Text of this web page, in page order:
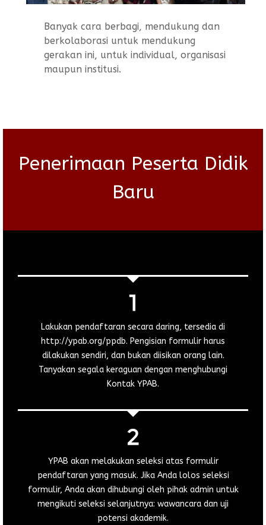
Banyak cara berbagi, mendukung dan
berkolaborasi untuk mendukung
gerakan ini, untuk individual, organisasi
maupun institusi.
Penerimaan Peserta Didik
Baru
Lakukan pendaftaran secara daring, tersedia di
http://ypab.org/ppdb. Pengisian formulir harus
dilakukan sendiri, dan bukan diisikan orang lain.
Tanyakan segala keraguan dengan menghubungi
Kontak YPAB.
YPAB akan melakukan seleksi atas formulir
pendaftaran yang masuk. Jika Anda lolos seleksi
formulir, Anda akan dihubungi oleh pihak admin untuk
mengikuti seleksi selanjutnya: wawancara dan uji
potensi akademik.